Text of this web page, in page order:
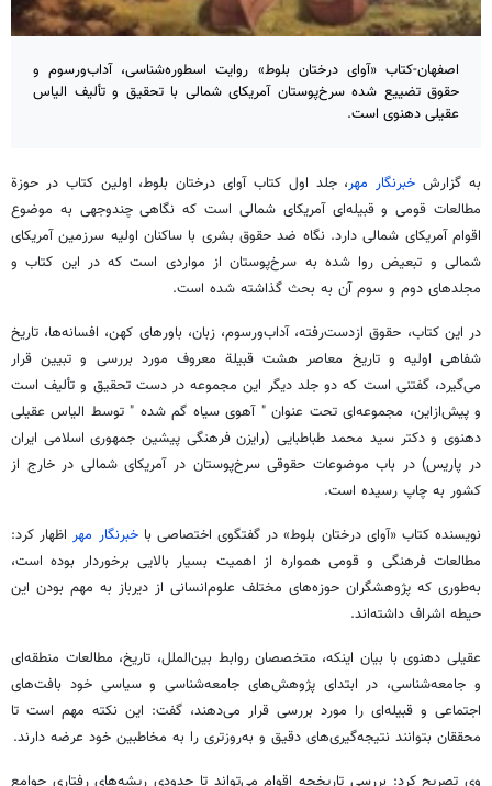
اصفهان-کتاب «آوای درختان بلوط» روایت اسطوره‌شناسی، آداب‌ورسوم و
حقوق تضییع شده سرخ‌پوستان آمریکای شمالی با تحقیق و تألیف الیاس
عقیلی دهنوی است.
به گزارشخبرنگار مهر، جلد اول کتاب آوای درختان بلوط، اولین کتاب در حوزة
مطالعات قومی و قبیله‌ای آمریکای شمالی است که نگاهی چندوجهی به موضوع
اقوام آمریکای شمالی دارد. نگاه ضد حقوق بشری با ساکنان اولیه سرزمین آمریکای
شمالی و تبعیض روا شده به سرخ‌پوستان از مواردی است که در این کتاب و
مجلدهای دوم و سوم آن به بحث گذاشته شده است.
در این کتاب، حقوق ازدست‌رفته،آداب‌ورسوم، زبان، باورهای کهن، افسانه‌ها، تاریخ
شفاهی اولیه و تاریخ معاصر هشت قبیلة معروف مورد بررسی و تبیین قرار
می‌گیرد، گفتنی است که دو جلد دیگر این مجموعه در دست تحقیق و تألیف است
و پیش‌ازاین، مجموعه‌ای تحت عنوان "آهویسیاه گم شده " توسط الیاس عقیلی
دهنوی و دکتر سید محمد طباطبایی (رایزن فرهنگی پیشین جمهوری اسلامی ایران
در پاریس) در باب موضوعات حقوقی سرخ‌پوستان در آمریکای شمالی در خارج از
کشور به چاپ رسیده است.
نویسنده کتاب «آوای درختان بلوط» در گفتگوی اختصاصی با خبرنگار مهر اظهار کرد:
مطالعات فرهنگی و قومی همواره از اهمیت بسیار بالایی برخوردار بوده است،
به‌طوری که پژوهشگران حوزه‌های مختلف علوم‌انسانی از دیرباز به مهم بودن این
حیطه اشراف داشته‌اند.
عقیلی دهنوی با بیان اینکه، متخصصان روابط بین‌الملل، تاریخ، مطالعات منطقه‌ای
و جامعه‌شناسی، در ابتدای پژوهش‌های جامعه‌شناسی و سیاسی خود بافت‌های
اجتماعی و قبیله‌ای را مورد بررسی قرار می‌دهند، گفت: این نکته مهم است تا
محققان بتوانند نتیجه‌گیری‌های دقیق و به‌روزتری را به مخاطبین خود عرضه دارند.
وی تصریح کرد: بررسی تاریخچه اقوام می‌تواند تا حدودی ریشه‌های رفتاری جوامع